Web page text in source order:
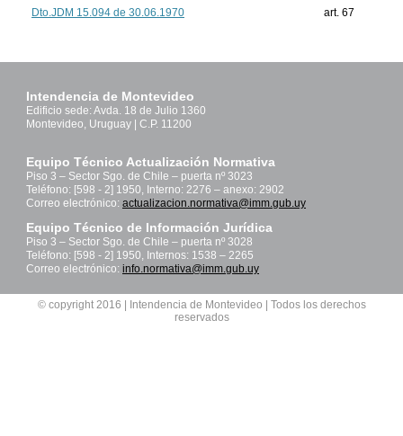
Dto.JDM 15.094 de 30.06.1970 art. 67
Intendencia de Montevideo
Edificio sede: Avda. 18 de Julio 1360
Montevideo, Uruguay | C.P. 11200
Equipo Técnico Actualización Normativa
Piso 3 – Sector Sgo. de Chile – puerta nº 3023
Teléfono: [598 - 2] 1950, Interno: 2276 – anexo: 2902
Correo electrónico: actualizacion.normativa@imm.gub.uy
Equipo Técnico de Información Jurídica
Piso 3 – Sector Sgo. de Chile – puerta nº 3028
Teléfono: [598 - 2] 1950, Internos: 1538 – 2265
Correo electrónico: info.normativa@imm.gub.uy
© copyright 2016 | Intendencia de Montevideo | Todos los derechos
reservados